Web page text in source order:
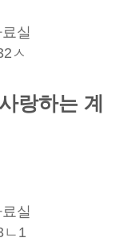
실
ㅅ
랑하는 계
실
ㄴ1